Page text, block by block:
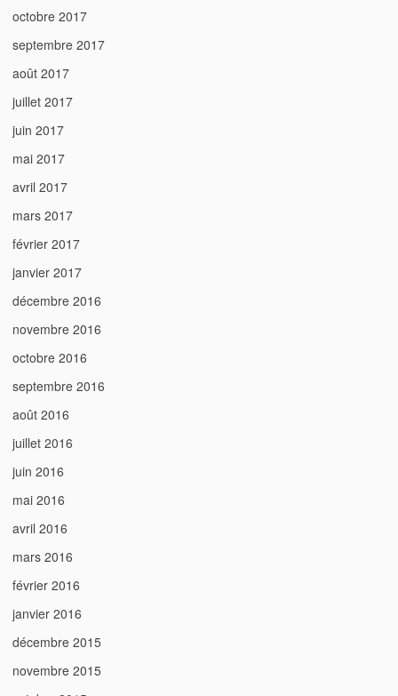
octobre 2017
septembre 2017
août 2017
juillet 2017
juin 2017
mai 2017
avril 2017
mars 2017
février 2017
janvier 2017
décembre 2016
novembre 2016
octobre 2016
septembre 2016
août 2016
juillet 2016
juin 2016
mai 2016
avril 2016
mars 2016
février 2016
janvier 2016
décembre 2015
novembre 2015